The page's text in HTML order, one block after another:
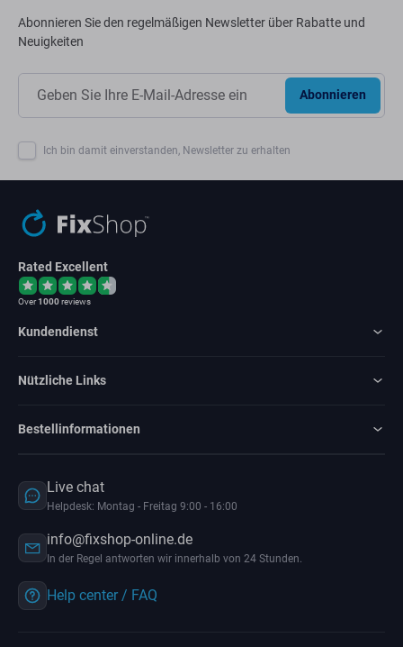
Abonnieren Sie den regelmäßigen Newsletter über Rabatte und
Neuigkeiten
Abonnieren
Ich bin damit einverstanden, Newsletter zu erhalten
Rated Excellent
Over1000reviews
Kundendienst
Nützliche Links
Bestellinformationen
Live chat
Helpdesk: Montag - Freitag 9:00 - 16:00
info@fixshop-online.de
In der Regel antworten wir innerhalb von 24 Stunden.
Help center / FAQ